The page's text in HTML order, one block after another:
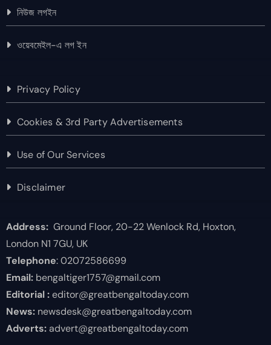
নিউজ লগইন
ওয়েবমেইল-এ লগ ইন
Privacy Policy
Cookies & 3rd Party Advertisements
Use of Our Services
Disclaimer
Address:Ground Floor, 20-22 Wenlock Rd, Hoxton,
London N1 7GU, UK
Telephone: 02072586699
Email:bengaltiger1757@gmail.com
Editorial :editor@greatbengaltoday.com
News:newsdesk@greatbengaltoday.com
Adverts:advert@greatbengaltoday.com